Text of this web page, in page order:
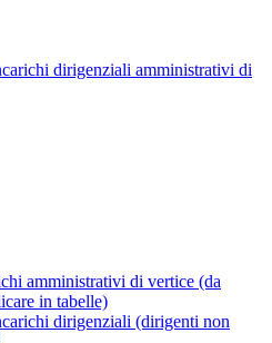
dirigenziali amministrativi di
amministrativi di vertice (da
in tabelle)
dirigenziali (dirigenti non